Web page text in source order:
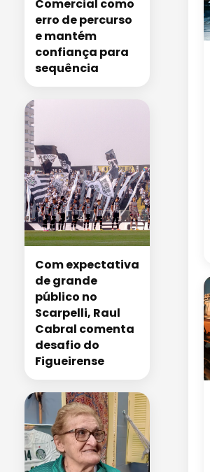
Comercial como
erro de percurso
e mantém
confiança para
sequência
Com expectativa
de grande
público no
Scarpelli, Raul
Cabral comenta
desafio do
Figueirense